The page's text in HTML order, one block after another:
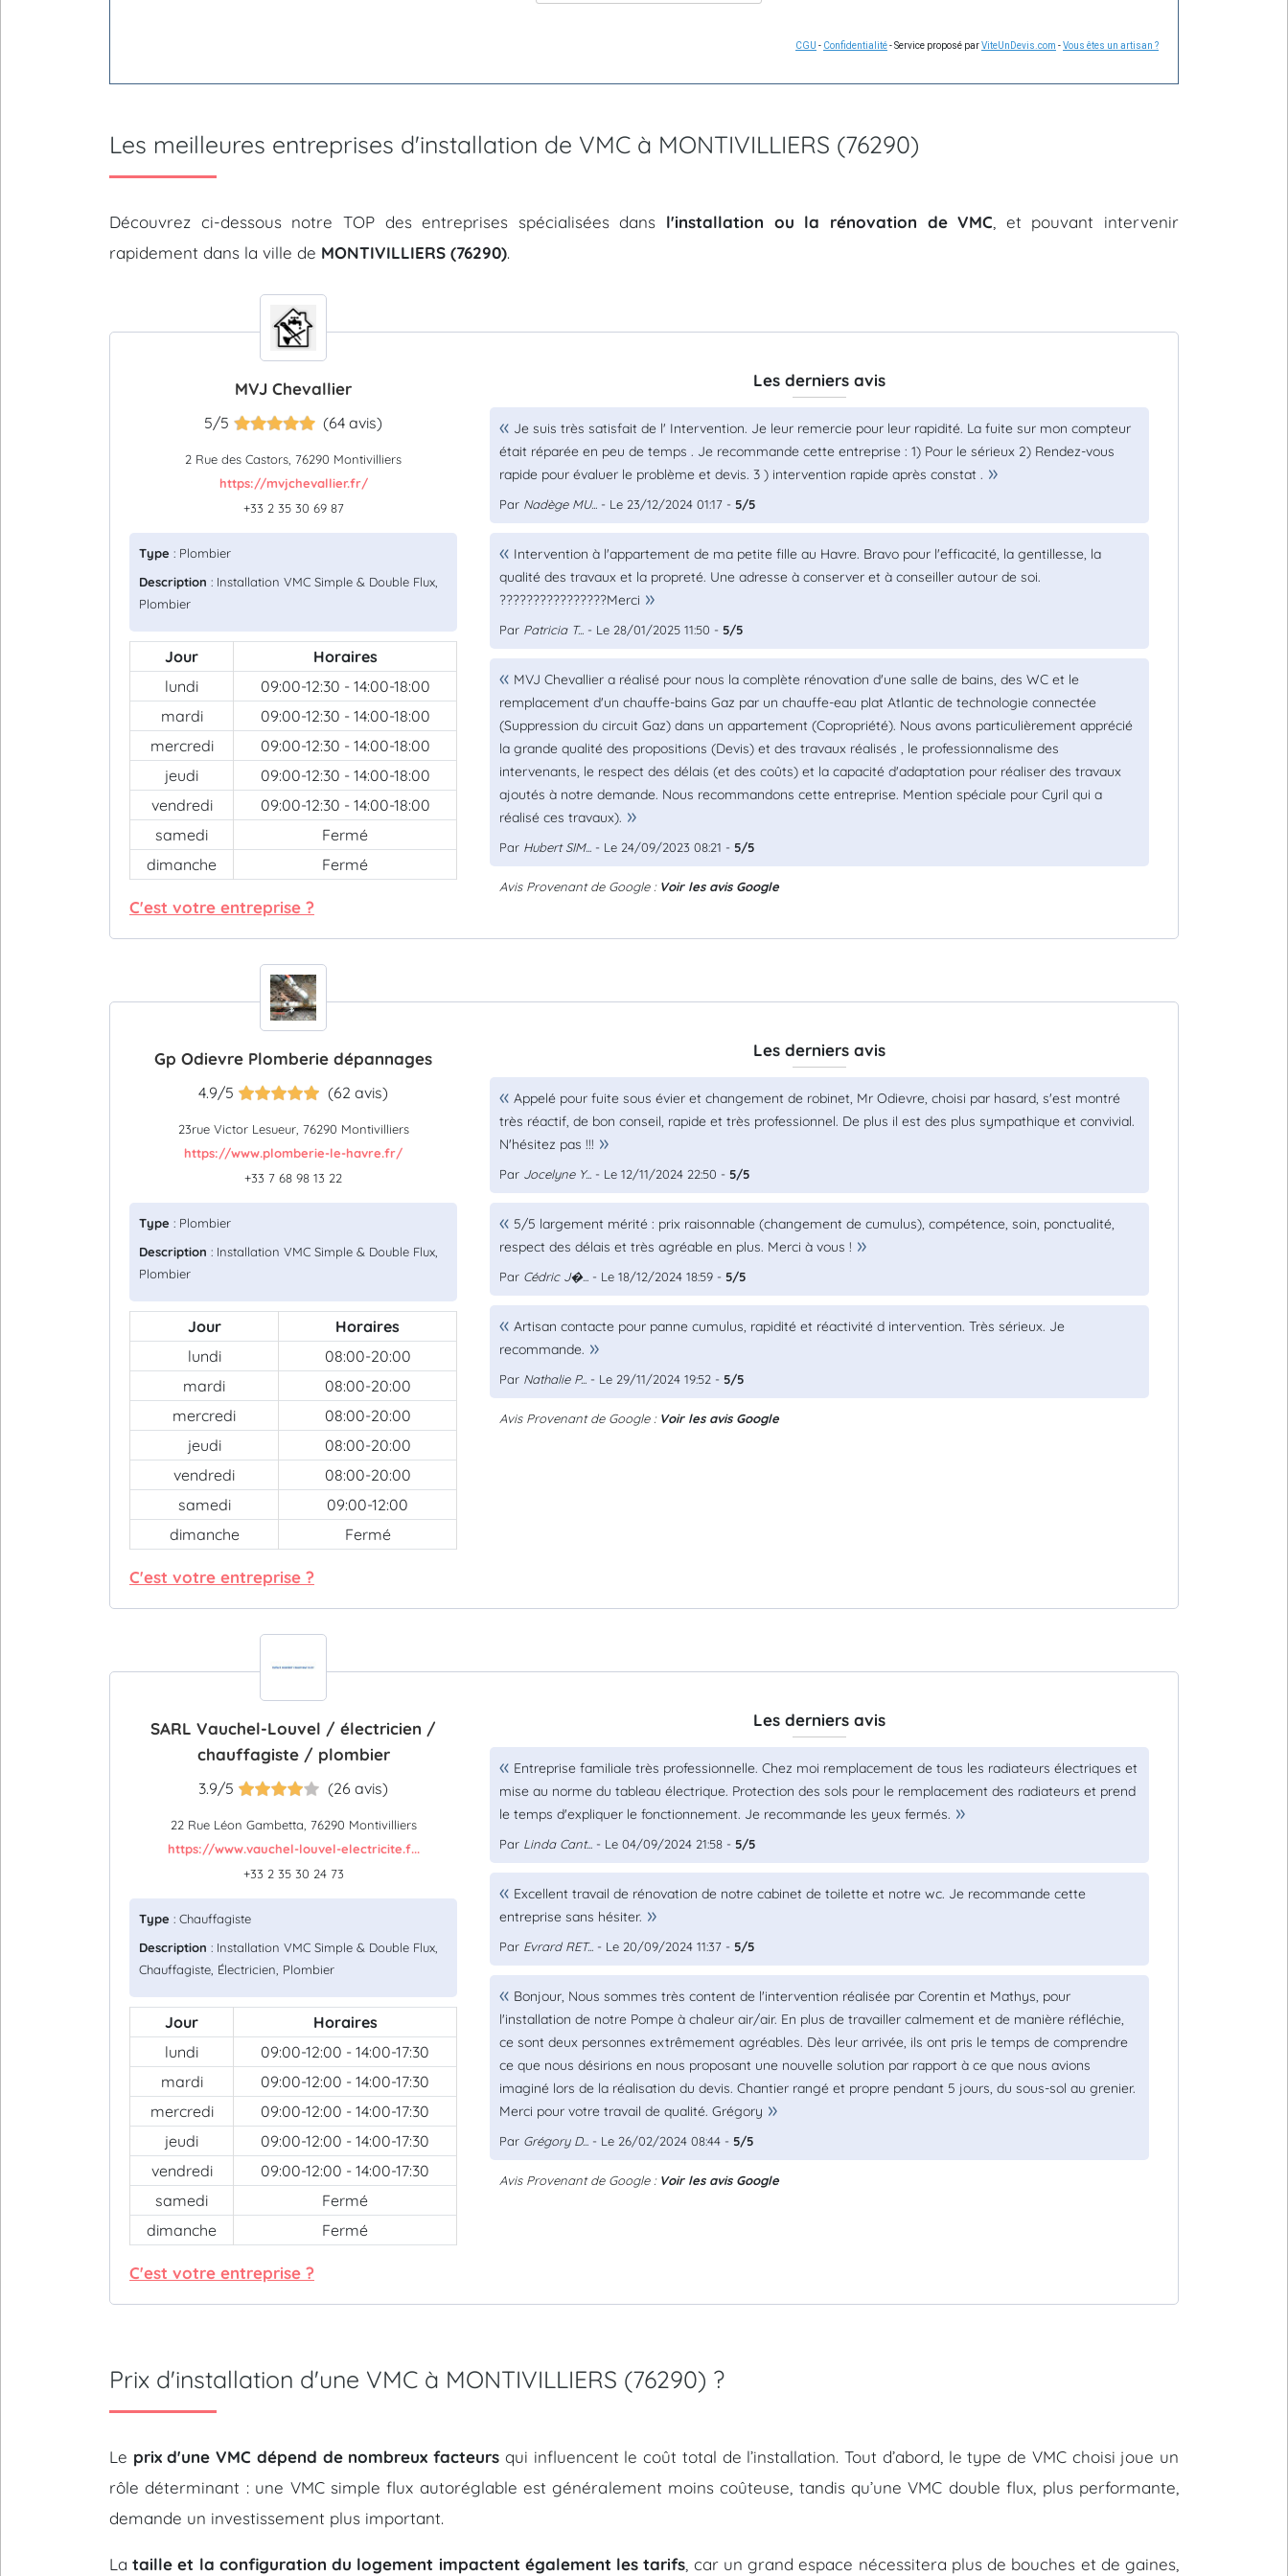
CGU - Confidentialité- Service proposé parViteUnDevis.com -Vous êtes un artisan ?
Les meilleures entreprises d'installation de VMC à MONTIVILLIERS (76290)
Découvrez ci-dessous notre TOP des entreprises spécialisées dans l'installation ou la rénovation de VMC , et pouvant intervenir
rapidement dans la ville de MONTIVILLIERS (76290).
MVJ Chevallier
5/5 (64 avis)
2 Rue des Castors, 76290 Montivilliers
https://mvjchevallier.fr/
+33 2 35 30 69 87
Type : Plombier
Description : Installation VMC Simple & Double Flux,
Plombier
Jour
Horaires
lundi
09:00-12:30 - 14:00-18:00
mardi
09:00-12:30 - 14:00-18:00
mercredi
09:00-12:30 - 14:00-18:00
jeudi
09:00-12:30 - 14:00-18:00
vendredi
09:00-12:30 - 14:00-18:00
samedi
Fermé
dimanche
Fermé
C'est votre entreprise ?
Les derniers avis
Je suis très satisfait de l' Intervention. Je leur remercie pour leur rapidité. La fuite sur mon compteur
était réparée en peu de temps . Je recommande cette entreprise : 1) Pour le sérieux 2) Rendez-vous
rapide pour évaluer le problème et devis. 3 ) intervention rapide après constat .
Par Nadège MU... - Le 23/12/2024 01:17 - 5/5
Intervention à l'appartement de ma petite fille au Havre. Bravo pour l'efficacité, la gentillesse, la
qualité des travaux et la propreté. Une adresse à conserver et à conseiller autour de soi.
????????????????Merci
Par Patricia T... - Le 28/01/2025 11:50 - 5/5
MVJ Chevallier a réalisé pour nous la complète rénovation d'une salle de bains, des WC et le
remplacement d'un chauffe-bains Gaz par un chauffe-eau plat Atlantic de technologie connectée
(Suppression du circuit Gaz) dans un appartement (Copropriété). Nous avons particulièrement apprécié
la grande qualité des propositions (Devis) et des travaux réalisés , le professionnalisme des
intervenants, le respect des délais (et des coûts) et la capacité d'adaptation pour réaliser des travaux
ajoutés à notre demande. Nous recommandons cette entreprise. Mention spéciale pour Cyril qui a
réalisé ces travaux).
Par Hubert SIM... - Le 24/09/2023 08:21 - 5/5
Avis Provenant de Google : Voir les avis Google
Gp Odievre Plomberie dépannages
4.9/5 (62 avis)
23rue Victor Lesueur, 76290 Montivilliers
https://www.plomberie-le-havre.fr/
+33 7 68 98 13 22
Type : Plombier
Description : Installation VMC Simple & Double Flux,
Plombier
Jour
Horaires
lundi
08:00-20:00
mardi
08:00-20:00
mercredi
08:00-20:00
jeudi
08:00-20:00
vendredi
08:00-20:00
samedi
09:00-12:00
dimanche
Fermé
C'est votre entreprise ?
Les derniers avis
Appelé pour fuite sous évier et changement de robinet, Mr Odievre, choisi par hasard, s'est montré
très réactif, de bon conseil, rapide et très professionnel. De plus il est des plus sympathique et convivial.
N'hésitez pas !!!
Par Jocelyne Y... - Le 12/11/2024 22:50 - 5/5
5/5 largement mérité : prix raisonnable (changement de cumulus), compétence, soin, ponctualité,
respect des délais et très agréable en plus. Merci à vous !
Par Cédric J�... - Le 18/12/2024 18:59 - 5/5
Artisan contacte pour panne cumulus, rapidité et réactivité d intervention. Très sérieux. Je
recommande.
Par Nathalie P... - Le 29/11/2024 19:52 - 5/5
Avis Provenant de Google : Voir les avis Google
SARL Vauchel-Louvel / électricien /
chauffagiste / plombier
3.9/5 (26 avis)
22 Rue Léon Gambetta, 76290 Montivilliers
https://www.vauchel-louvel-electricite.f...
+33 2 35 30 24 73
Type : Chauffagiste
Description : Installation VMC Simple & Double Flux,
Chauffagiste, Électricien, Plombier
Jour
Horaires
lundi
09:00-12:00 - 14:00-17:30
mardi
09:00-12:00 - 14:00-17:30
mercredi
09:00-12:00 - 14:00-17:30
jeudi
09:00-12:00 - 14:00-17:30
vendredi
09:00-12:00 - 14:00-17:30
samedi
Fermé
dimanche
Fermé
C'est votre entreprise ?
Les derniers avis
Entreprise familiale très professionnelle. Chez moi remplacement de tous les radiateurs électriques et
mise au norme du tableau électrique. Protection des sols pour le remplacement des radiateurs et prend
le temps d'expliquer le fonctionnement. Je recommande les yeux fermés.
Par Linda Cant... - Le 04/09/2024 21:58 - 5/5
Excellent travail de rénovation de notre cabinet de toilette et notre wc. Je recommande cette
entreprise sans hésiter.
Par Evrard RET... - Le 20/09/2024 11:37 - 5/5
Bonjour, Nous sommes très content de l'intervention réalisée par Corentin et Mathys, pour
l'installation de notre Pompe à chaleur air/air. En plus de travailler calmement et de manière réfléchie,
ce sont deux personnes extrêmement agréables. Dès leur arrivée, ils ont pris le temps de comprendre
ce que nous désirions en nous proposant une nouvelle solution par rapport à ce que nous avions
imaginé lors de la réalisation du devis. Chantier rangé et propre pendant 5 jours, du sous-sol au grenier.
Merci pour votre travail de qualité. Grégory
Par Grégory D... - Le 26/02/2024 08:44 - 5/5
Avis Provenant de Google : Voir les avis Google
Prix d'installation d'une VMC à MONTIVILLIERS (76290) ?
Le prix d'une VMC dépend de nombreux facteurs qui influencent le coût total de l’installation. Tout d’abord, le type de VMC choisi joue un
rôle déterminant : une VMC simple flux autoréglable est généralement moins coûteuse, tandis qu’une VMC double flux, plus performante,
demande un investissement plus important.
Lataille et la configuration du logement impactent également les tarifs , car un grand espace nécessitera plus de bouches et de gaines,